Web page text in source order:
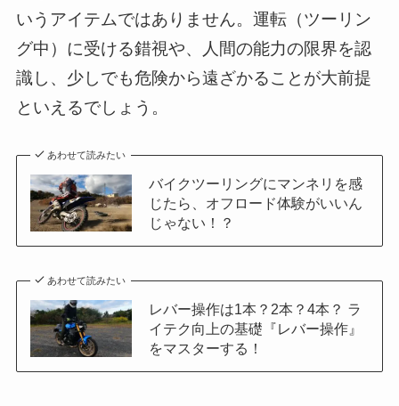
いうアイテムではありません。運転（ツーリン
グ中）に受ける錯視や、人間の能力の限界を認
識し、少しでも危険から遠ざかることが大前提
といえるでしょう。
あわせて読みたい
バイクツーリングにマンネリを感
じたら、オフロード体験がいいん
じゃない！？
あわせて読みたい
レバー操作は1本？2本？4本？ ラ
イテク向上の基礎『レバー操作』
をマスターする！